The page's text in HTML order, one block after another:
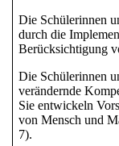
Die Schülerinnen
durch die
Berücksichtigung
Die Schülerinnen
verändernde
Sie entwickeln
von Mensch und
7).